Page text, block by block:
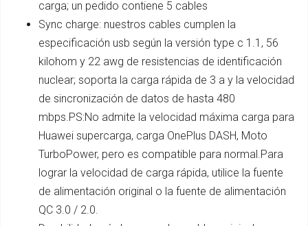
carga; un pedido contiene 5 cables
Sync charge: nuestros cables cumplen la
especificación usb según la versión type c 1.1, 56
kilohom y 22 awg de resistencias de identificación
nuclear; soporta la carga rápida de 3 a y la velocidad
de sincronización de datos de hasta 480
mbps.PS:No admite la velocidad máxima carga para
Huawei supercarga, carga OnePlus DASH, Moto
TurboPower, pero es compatible para normal.Para
lograr la velocidad de carga rápida, utilice la fuente
de alimentación original o la fuente de alimentación
QC 3.0 / 2.0.